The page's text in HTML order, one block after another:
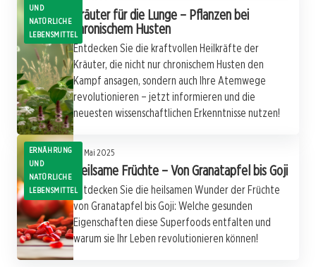
UND
NATÜRLICHE
LEBENSMITTEL
Kräuter für die Lunge – Pflanzen bei
chronischem Husten
Entdecken Sie die kraftvollen Heilkräfte der
Kräuter, die nicht nur chronischem Husten den
Kampf ansagen, sondern auch Ihre Atemwege
revolutionieren – jetzt informieren und die
neuesten wissenschaftlichen Erkenntnisse nutzen!
ERNÄHRUNG
UND
NATÜRLICHE
LEBENSMITTEL
16. Mai 2025
Heilsame Früchte – Von Granatapfel bis Goji
Entdecken Sie die heilsamen Wunder der Früchte
von Granatapfel bis Goji: Welche gesunden
Eigenschaften diese Superfoods entfalten und
warum sie Ihr Leben revolutionieren können!
15. Mai 2025
Pflanzen für die Zahngesundheit – Kräuter
15. Mai 2025